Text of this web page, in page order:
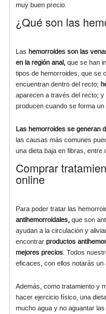
muy buen precio.
¿Qué son las
Las hemorroides son las
en la región anal, que se han
tipos de hemorroides, que se
encuentran dentro del recto;
aparecen a través del recto; y
producen cuando se forma
Las hemorroides se generan
las causas más comunes
una dieta baja en fibras, entre
Comprar
online
Para poder tratar las
antihemorroidales, que son
ayudan a la circulación y
encontrar productos
mejores precios. Todos
eficaces, con ellos notarás un
Además, como tratamiento y
hacer ejercicio físico, una
mucho agua y no aguantar